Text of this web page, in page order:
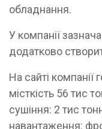
обладнання.
У компанії
додатково
На сайті компанії
місткість 56 тис
сушіння: 2 тис
навантаження: